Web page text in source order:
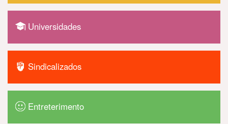
Universidades
Sindicalizados
Entreterimento